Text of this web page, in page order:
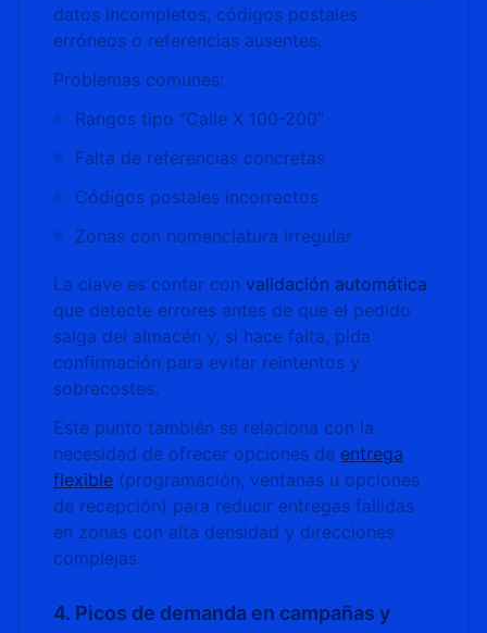
datos incompletos, códigos postales
erróneos o referencias ausentes.
Problemas comunes:
Rangos tipo “Calle X 100-200”
Falta de referencias concretas
Códigos postales incorrectos
Zonas con nomenclatura irregular
La clave es contar con validación automática
que detecte errores antes de que el pedido
salga del almacén y, si hace falta, pida
confirmación para evitar reintentos y
sobrecostes.
Este punto también se relaciona con la
necesidad de ofrecer opciones de entrega
flexible (programación, ventanas u opciones
de recepción) para reducir entregas fallidas
en zonas con alta densidad y direcciones
complejas.
4. Picos de demanda en campañas y